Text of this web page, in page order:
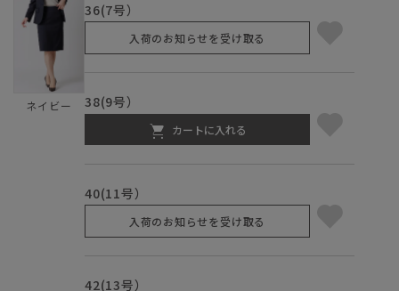
ネイビー
36(7号）
入荷のお知らせを受け取る
38(9号）
カートに入れる
40(11号）
入荷のお知らせを受け取る
42(13号）